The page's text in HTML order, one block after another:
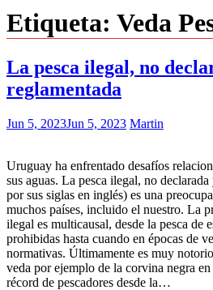
Etiqueta: Veda
La pesca ilegal, no
reglamentada
Jun 5, 2023Jun 5, 2023 Martin
Uruguay ha enfrentado desafíos
sus aguas. La pesca ilegal, no
por sus siglas en inglés) es una
muchos países, incluido el nuestro. La
ilegal es multicausal, desde la pesca de
prohibidas hasta cuando en épocas de
normativas. Últimamente es muy
veda por ejemplo de la corvina negra
récord de pescadores desde la…